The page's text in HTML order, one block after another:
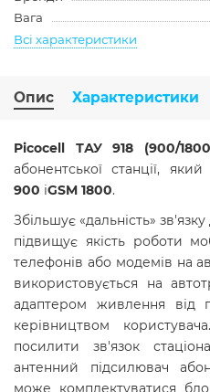
Вага
Всі характеристики
Опис Характеристики
Picocell ТАУ 918 (900/
абонентської станції,
900 іGSM 1800.
Збільшує «дальність»
підвищує якість роботи
телефонів або модемів на
використовується на
адаптером живлення від
керівництвом
посилити зв'язок
антенний підсилювач
може комплектуватися